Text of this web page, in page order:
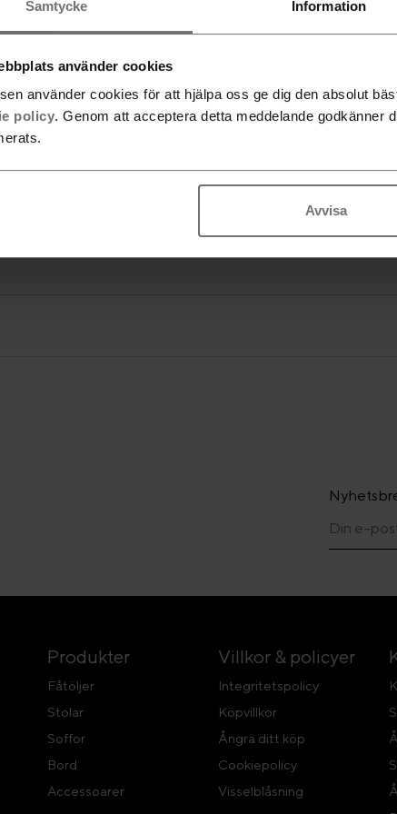
Samtycke Information
använder cookies
använder cookies för att hjälpa oss ge dig den absolut
policy. Genom att acceptera detta meddelande godkänner
Avvisa
Produkter
Fåtöljer
Stolar
Soffor
Bord
Accessoarer
Villkor & policyer
Integritetspolicy
Köpvillkor
Ångra ditt köp
Cookiepolicy
Visselblåsning